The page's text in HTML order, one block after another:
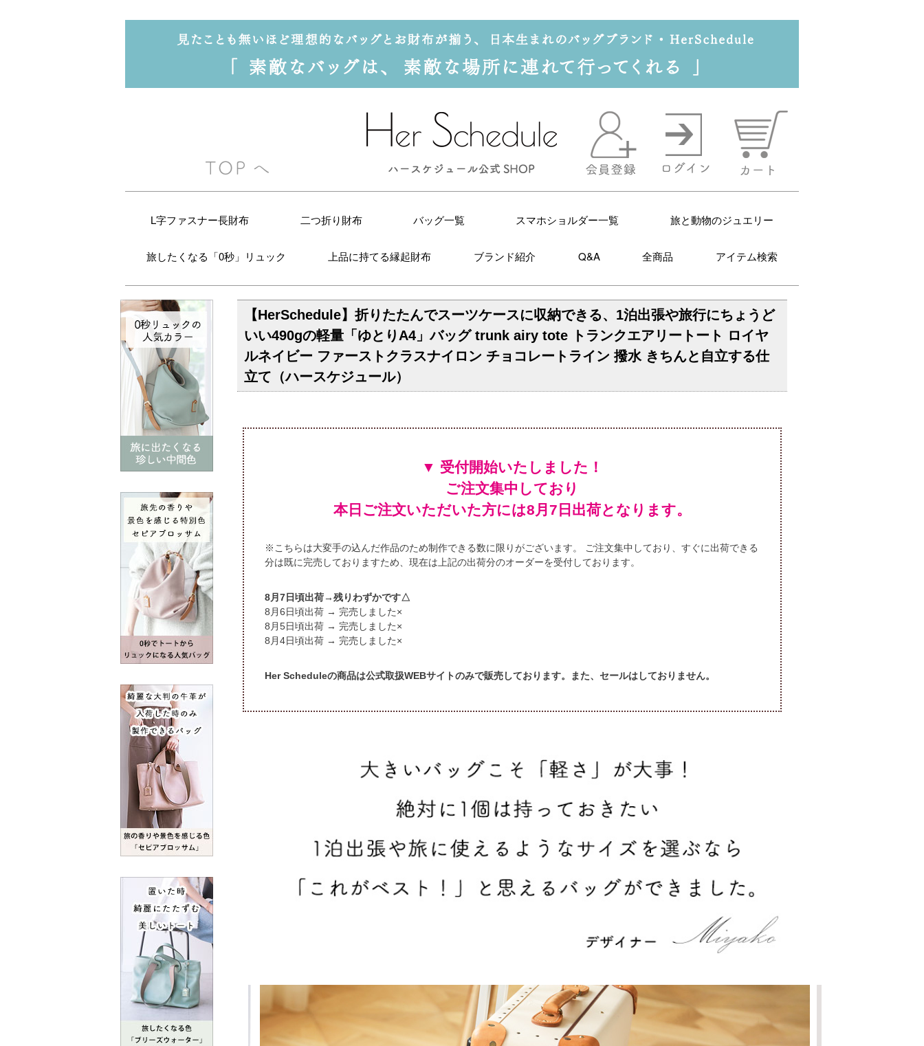
L字ファスナー長財布 二つ折り財布 バッグ一覧 スマホショルダー一覧 旅と動物のジュエリー
旅したくなる「0秒」リュック 上品に持てる縁起財布 ブランド紹介 Q&A 全商品 アイテム検索
【HerSchedule】折りたたんでスーツケースに収納できる、1泊出張や旅行にちょうど
いい490gの軽量「ゆとりA4」バッグ trunk airy tote トランクエアリートート ロイヤ
ルネイビー ファーストクラスナイロン チョコレートライン 撥水 きちんと自立する仕
立て（ハースケジュール）
▼ 受付開始いたしました！
ご注文集中しており
本日ご注文いただいた方には
出荷となります。
※こちらは大変手の込んだ作品のため制作できる数に限りがございます。 ご注文集中しており、すぐに出荷できる
分は既に完売しておりますため、現在は上記の出荷分のオーダーを受付しております。
頃出荷→残りわずかです△
頃出荷 → 完売しました×
頃出荷 → 完売しました×
頃出荷 → 完売しました×
Her Scheduleの商品は公式取扱WEBサイトのみで販売しております。また、セールはしておりません。